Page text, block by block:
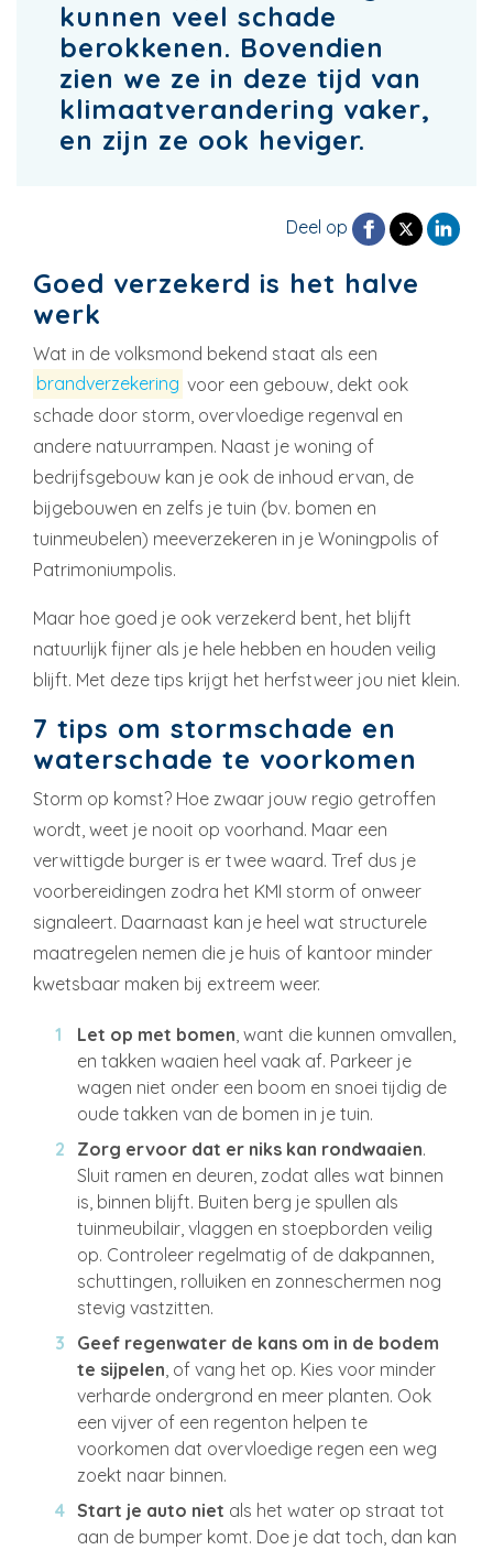
kunnen veel schade
berokkenen. Bovendien
zien we ze in deze tijd van
klimaatverandering vaker,
en zijn ze ook heviger.
Deel op
Goed verzekerd is het halve
werk
Wat in de volksmond bekend staat als een
brandverzekering voor een gebouw, dekt ook
schade door storm, overvloedige regenval en
andere natuurrampen. Naast je woning of
bedrijfsgebouw kan je ook de inhoud ervan, de
bijgebouwen en zelfs je tuin (bv. bomen en
tuinmeubelen) meeverzekeren in je Woningpolis of
Patrimoniumpolis.
Maar hoe goed je ook verzekerd bent, het blijft
natuurlijk fijner als je hele hebben en houden veilig
blijft. Met deze tips krijgt het herfstweer jou niet klein.
7 tips om stormschade en
waterschade te voorkomen
Storm op komst? Hoe zwaar jouw regio getroffen
wordt, weet je nooit op voorhand. Maar een
verwittigde burger is er twee waard. Tref dus je
voorbereidingen zodra het KMI storm of onweer
signaleert. Daarnaast kan je heel wat structurele
maatregelen nemen die je huis of kantoor minder
kwetsbaar maken bij extreem weer.
Let op met bomen , want die kunnen omvallen,
en takken waaien heel vaak af. Parkeer je
wagen niet onder een boom en snoei tijdig de
oude takken van de bomen in je tuin.
Zorg ervoor dat er niks kan rondwaaien.
Sluit ramen en deuren, zodat alles wat binnen
is, binnen blijft. Buiten berg je spullen als
tuinmeubilair, vlaggen en stoepborden veilig
op. Controleer regelmatig of de dakpannen,
schuttingen, rolluiken en zonneschermen nog
stevig vastzitten.
Geef regenwater de kans om in de bodem
te sijpelen , of vang het op. Kies voor minder
verharde ondergrond en meer planten. Ook
een vijver of een regenton helpen te
voorkomen dat overvloedige regen een weg
zoekt naar binnen.
Start je auto niet als het water op straat tot
aan de bumper komt. Doe je dat toch, dan kan